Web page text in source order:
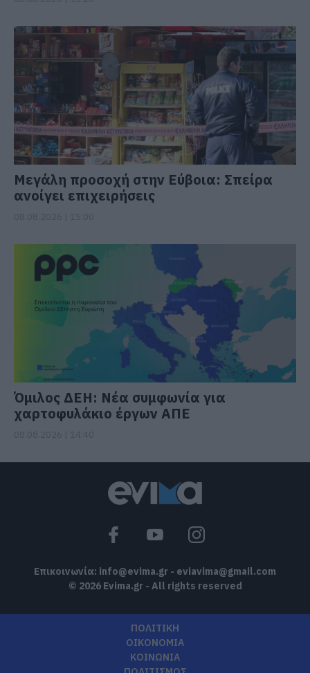
Μεγάλη προσοχή στην Εύβοια: Σπείρα
ανοίγει επιχειρήσεις
Όμιλος ΔΕΗ: Νέα συμφωνία για
χαρτοφυλάκιο έργων ΑΠΕ
Επικοινωνία: info@evima.gr - eviavima@gmail.com
© 2026 Evima.gr - All rights reserved
ΠΟΛΙΤΙΚΗ
ΟΙΚΟΝΟΜΙΑ
ΚΟΙΝΩΝΙΑ